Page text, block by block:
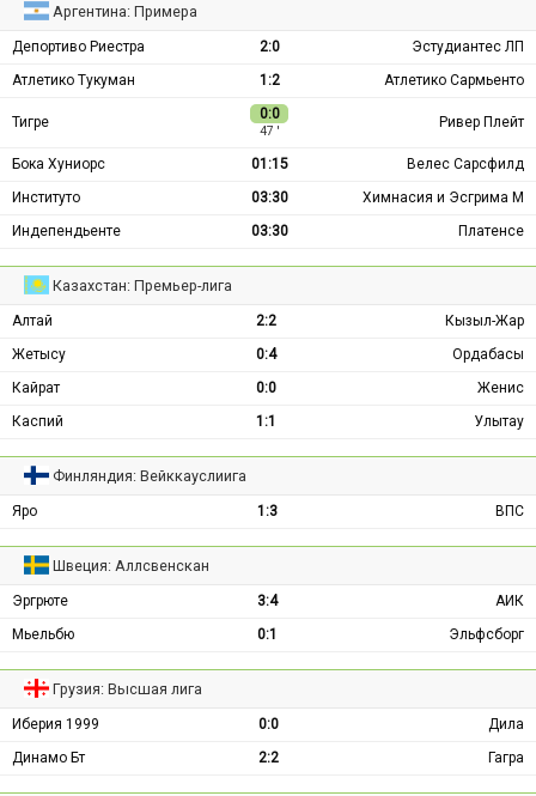
Аргентина: Примера
Депортиво Риестра 2:0
Эстудиантес ЛП
Атлетико Тукуман
1:2 Атлетико Сармьенто
Тигре 0:0
47 ′
Ривер Плейт
Бока Хуниорс 01:15
Велес Сарсфилд
Институто
03:30
Химнасия и Эсгрима М
Индепендьенте
03:30 Платенсе
Казахстан: Премьер-лига
Алтай 2:2
Кызыл-Жар
Жетысу
0:4
Ордабасы
Кайрат
0:0
Женис
Каспий
1:1 Улытау
Финляндия: Вейккауслиига
Яро 1:3 ВПС
Швеция: Аллсвенскан
Эргрюте 3:4
АИК
Мьельбю
0:1 Эльфсборг
Грузия: Высшая лига
Иберия 1999 0:0
Дила
Динамо Бт
2:2 Гагра